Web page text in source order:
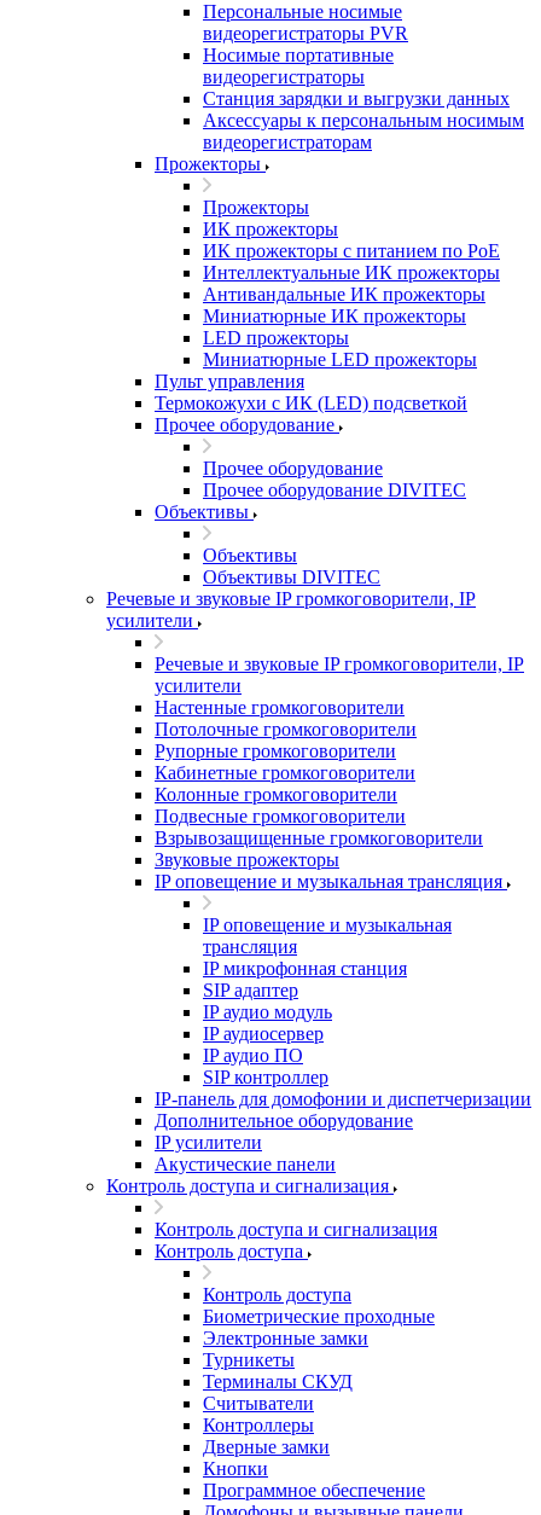
Персональные носимые
видеорегистраторы PVR
Носимые портативные
видеорегистраторы
Станция зарядки и выгрузки данных
Аксессуары к персональным носимым
видеорегистраторам
Прожекторы
Прожекторы
ИК прожекторы
ИК прожекторы с питанием по PoE
Интеллектуальные ИК прожекторы
Антивандальные ИК прожекторы
Миниатюрные ИК прожекторы
LED прожекторы
Миниатюрные LED прожекторы
Пульт управления
Термокожухи с ИК (LED) подсветкой
Прочее оборудование
Прочее оборудование
Прочее оборудование DIVITEC
Объективы
Объективы
Объективы DIVITEC
Речевые и звуковые IP громкоговорители, IP
усилители
Речевые и звуковые IP громкоговорители, IP
усилители
Настенные громкоговорители
Потолочные громкоговорители
Рупорные громкоговорители
Кабинетные громкоговорители
Колонные громкоговорители
Подвесные громкоговорители
Взрывозащищенные громкоговорители
Звуковые прожекторы
IP оповещение и музыкальная трансляция
IP оповещение и музыкальная
трансляция
IP микрофонная станция
SIP адаптер
IP аудио модуль
IP аудиосервер
IP аудио ПО
SIP контроллер
IP-панель для домофонии и диспетчеризации
Дополнительное оборудование
IP усилители
Акустические панели
Контроль доступа и сигнализация
Контроль доступа и сигнализация
Контроль доступа
Контроль доступа
Биометрические проходные
Электронные замки
Турникеты
Терминалы СКУД
Считыватели
Контроллеры
Дверные замки
Кнопки
Программное обеспечение